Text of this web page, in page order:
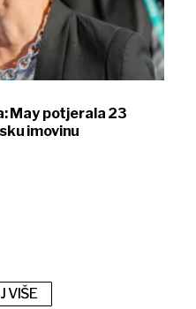
May potjerala 23
imovinu
VIŠE